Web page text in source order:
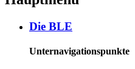
Die BLE
Unternavigationspunkte